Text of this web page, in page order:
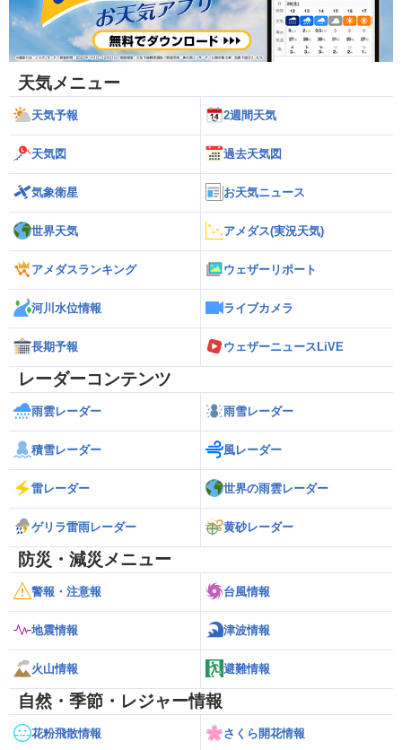
天気メニュー
天気予報 2週間天気
天気図 過去天気図
気象衛星 お天気ニュース
世界天気 アメダス(実況天気)
アメダスランキング ウェザーリポート
河川水位情報 ライブカメラ
長期予報 ウェザーニュースLiVE
レーダーコンテンツ
雨雲レーダー 雨雪レーダー
積雪レーダー 風レーダー
雷レーダー 世界の雨雲レーダー
ゲリラ雷雨レーダー 黄砂レーダー
防災・減災メニュー
警報・注意報 台風情報
地震情報 津波情報
火山情報 避難情報
自然・季節・レジャー情報
花粉飛散情報 さくら開花情報